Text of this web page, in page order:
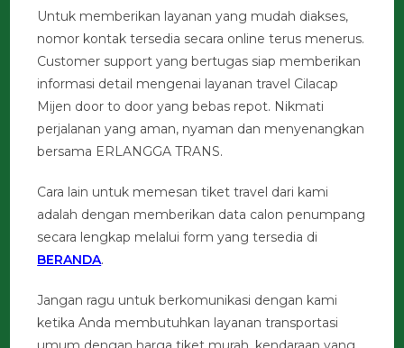
Untuk memberikan layanan yang mudah diakses,
nomor kontak tersedia secara online terus menerus.
Customer support yang bertugas siap memberikan
informasi detail mengenai layanan travel Cilacap
Mijen door to door yang bebas repot. Nikmati
perjalanan yang aman, nyaman dan menyenangkan
bersama ERLANGGA TRANS.
Cara lain untuk memesan tiket travel dari kami
adalah dengan memberikan data calon penumpang
secara lengkap melalui form yang tersedia di
BERANDA.
Jangan ragu untuk berkomunikasi dengan kami
ketika Anda membutuhkan layanan transportasi